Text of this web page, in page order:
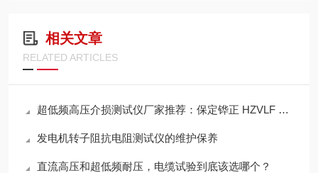
相关文章
RELATED ARTICLES
超低频高压介损测试仪厂家推荐：保定铧正 HZVLF 系列
发电机转子阻抗电阻测试仪的维护保养
直流高压和超低频耐压，电缆试验到底该选哪个？